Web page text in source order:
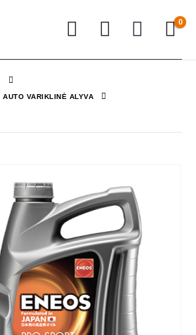
0
AUTO VARIKLINĖ ALYVA